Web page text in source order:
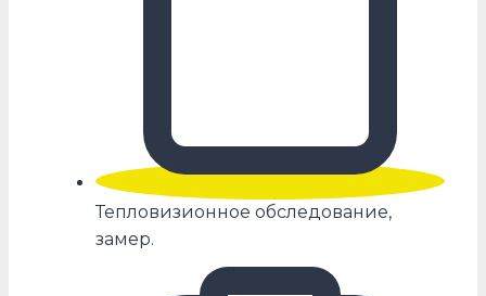
Тепловизионное обследование,
замер.